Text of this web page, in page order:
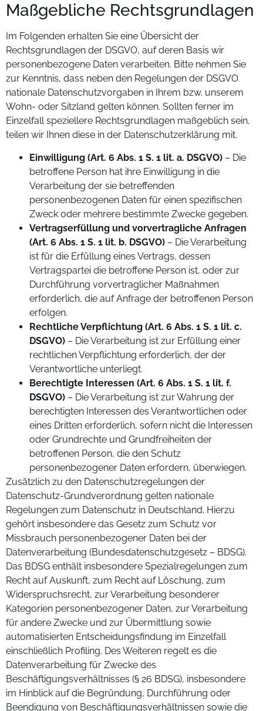
Maßgebliche Rechtsgrundlagen
Im Folgenden erhalten Sie eine Übersicht der
Rechtsgrundlagen der DSGVO, auf deren Basis wir
personenbezogene Daten verarbeiten. Bitte nehmen Sie
zur Kenntnis, dass neben den Regelungen der DSGVO
nationale Datenschutzvorgaben in Ihrem bzw. unserem
Wohn- oder Sitzland gelten können. Sollten ferner im
Einzelfall speziellere Rechtsgrundlagen maßgeblich sein,
teilen wir Ihnen diese in der Datenschutzerklärung mit.
Einwilligung (Art. 6 Abs. 1 S. 1 lit. a. DSGVO) – Die
betroffene Person hat ihre Einwilligung in die
Verarbeitung der sie betreffenden
personenbezogenen Daten für einen spezifischen
Zweck oder mehrere bestimmte Zwecke gegeben.
Vertragserfüllung und vorvertragliche Anfragen
(Art. 6 Abs. 1 S. 1 lit. b. DSGVO) – Die Verarbeitung
ist für die Erfüllung eines Vertrags, dessen
Vertragspartei die betroffene Person ist, oder zur
Durchführung vorvertraglicher Maßnahmen
erforderlich, die auf Anfrage der betroffenen Person
erfolgen.
Rechtliche Verpflichtung (Art. 6 Abs. 1 S. 1 lit. c.
DSGVO) – Die Verarbeitung ist zur Erfüllung einer
rechtlichen Verpflichtung erforderlich, der der
Verantwortliche unterliegt.
Berechtigte Interessen (Art. 6 Abs. 1 S. 1 lit. f.
DSGVO) – Die Verarbeitung ist zur Wahrung der
berechtigten Interessen des Verantwortlichen oder
eines Dritten erforderlich, sofern nicht die Interessen
oder Grundrechte und Grundfreiheiten der
betroffenen Person, die den Schutz
personenbezogener Daten erfordern, überwiegen.
Zusätzlich zu den Datenschutzregelungen der
Datenschutz-Grundverordnung gelten nationale
Regelungen zum Datenschutz in Deutschland. Hierzu
gehört insbesondere das Gesetz zum Schutz vor
Missbrauch personenbezogener Daten bei der
Datenverarbeitung (Bundesdatenschutzgesetz – BDSG).
Das BDSG enthält insbesondere Spezialregelungen zum
Recht auf Auskunft, zum Recht auf Löschung, zum
Widerspruchsrecht, zur Verarbeitung besonderer
Kategorien personenbezogener Daten, zur Verarbeitung
für andere Zwecke und zur Übermittlung sowie
automatisierten Entscheidungsfindung im Einzelfall
einschließlich Profiling. Des Weiteren regelt es die
Datenverarbeitung für Zwecke des
Beschäftigungsverhältnisses (§ 26 BDSG), insbesondere
im Hinblick auf die Begründung, Durchführung oder
Beendigung von Beschäftigungsverhältnissen sowie die